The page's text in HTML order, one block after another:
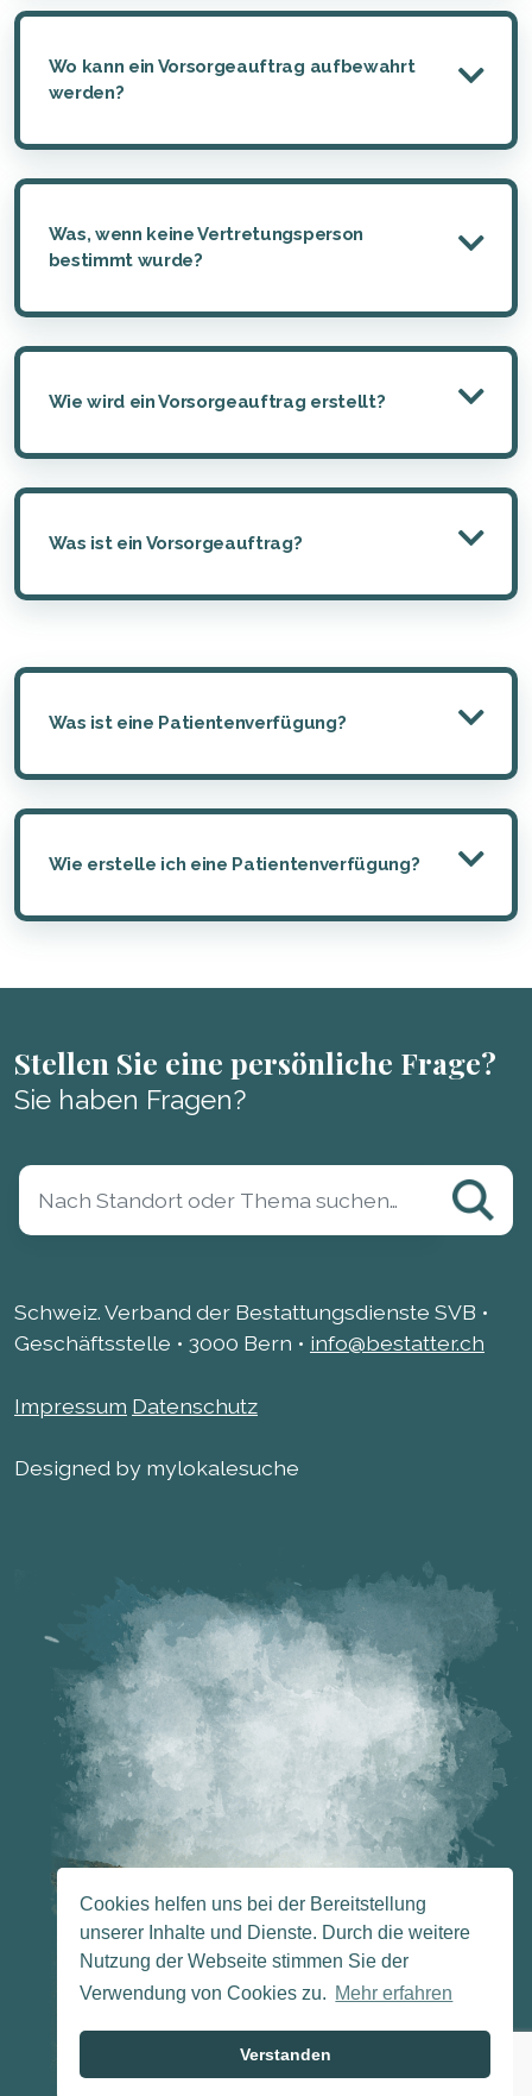
Cookies helfen uns bei der Bereitstellung
unserer Inhalte und Dienste. Durch die weitere
Nutzung der Webseite stimmen Sie der
Verwendung von Cookies zu. Mehr erfahren
Verstanden
Wo kann ein Vorsorgeauftrag aufbewahrt
werden?
Was, wenn keine Vertretungsperson
bestimmt wurde?
Wie wird ein Vorsorgeauftrag erstellt?
Was ist ein Vorsorgeauftrag?
Was ist eine Patientenverfügung?
Wie erstelle ich eine Patientenverfügung?
Stellen Sie eine persönliche Frage?
Sie haben Fragen?
Schweiz. Verband der Bestattungsdienste SVB •
Geschäftsstelle • 3000 Bern • info@bestatter.ch
Impressum Datenschutz
Designed by mylokalesuche